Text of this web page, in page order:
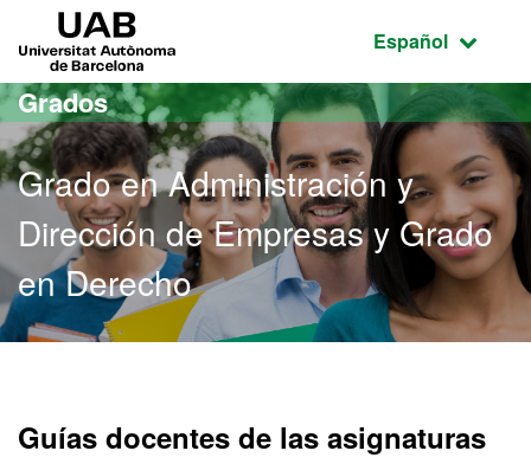
Acceso al contenido principal
Acceso a la navegación de la página
Idioma
Español
Grados
Grado en Administración y
Dirección de Empresas y Grado
en Derecho
Guías docentes de las asignaturas